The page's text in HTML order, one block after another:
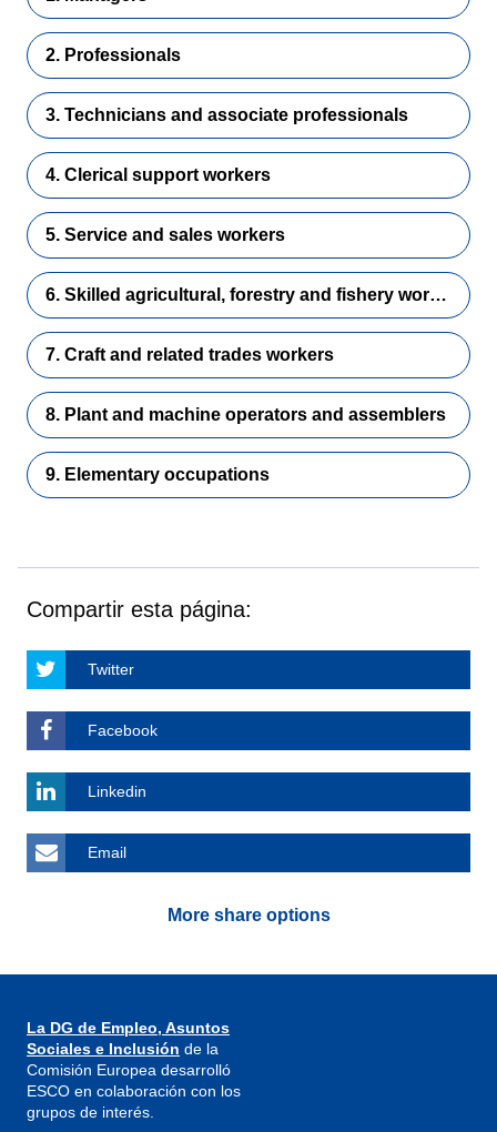
2. Professionals
3. Technicians and associate professionals
4. Clerical support workers
5. Service and sales workers
6. Skilled agricultural, forestry and fishery workers
7. Craft and related trades workers
8. Plant and machine operators and assemblers
9. Elementary occupations
Compartir esta página:
Twitter
Facebook
Linkedin
Email
More share options
La DG de Empleo, Asuntos
Sociales e Inclusión de la
Comisión Europea desarrolló
ESCO en colaboración con los
grupos de interés.